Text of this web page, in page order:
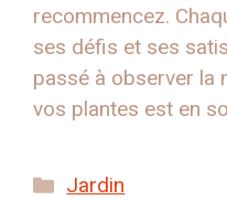
recommencez.
ses défis et ses
passé à observer la
vos plantes est en
Catégories
Jardin